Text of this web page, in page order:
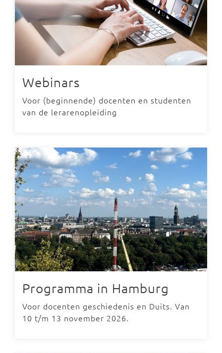
Webinars
Voor (beginnende) docenten en studenten
van de lerarenopleiding
Programma in Hamburg
Voor docenten geschiedenis en Duits. Van
10 t/m 13 november 2026.